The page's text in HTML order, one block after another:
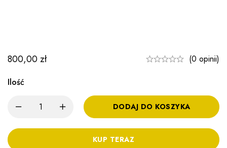
800,00zł
(0 opinii)
Ilość
DODAJ DO KOSZYKA
KUP TERAZ